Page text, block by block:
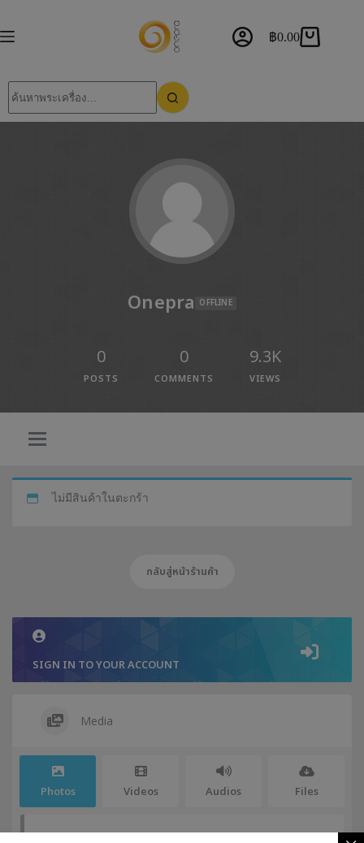
฿0.00
Onepra OFFLINE
0
POSTS
0
COMMENTS
9.3K
VIEWS
ไม่มีสินค้าในตะกร้า
กลับสู่หน้าร้านค้า
SIGN IN TO YOUR ACCOUNT
Media
Photos Videos Audios Files
Sorry, no items found.